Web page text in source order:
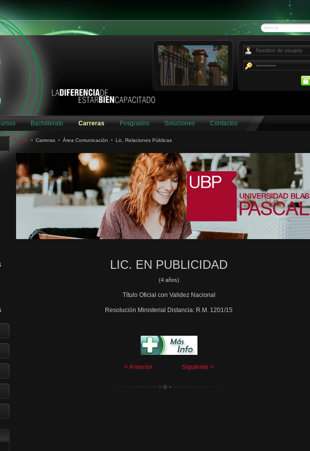
Bachillerato Carreras Posgrados Soluciones Contactos
Home Carreras Área Comunicación Lic. Relaciones Públicas
LIC. EN PUBLICIDAD
(4 años)
Título Oficial con Validez Nacional
Resolución Ministerial Distancia: R.M. 1201/15
< Anterior Siguiente >